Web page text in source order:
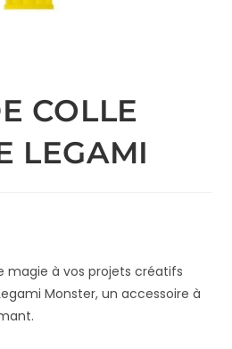
COLLE
LEGAMI
magie à vos projets créatifs
Monster, un accessoire à